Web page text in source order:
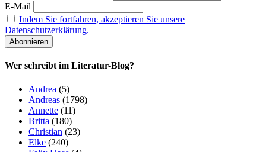
E-Mail
Indem Sie fortfahren, akzeptieren Sie unsere
Datenschutzerklärung.
Wer schreibt im Literatur-Blog?
Andrea (5)
Andreas (1798)
Annette (11)
Britta (180)
Christian (23)
Elke (240)